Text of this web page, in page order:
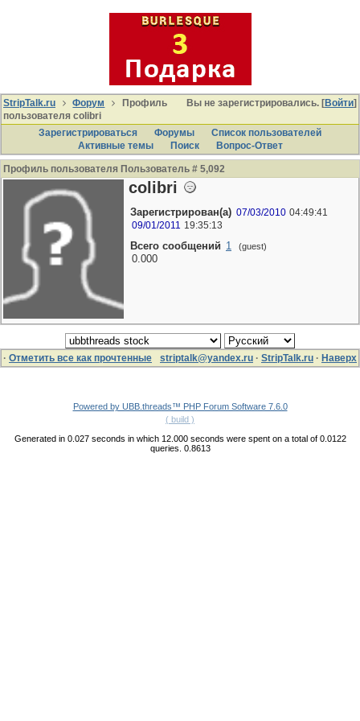
Вы не зарегистрировались. [Войти]
StripTalk.ru Форум
Профиль
пользователя colibri
Зарегистрироваться
Форумы
Список пользователей
Активные темы
Поиcк Вопрос-Ответ
Профиль пользователя Пользователь # 5,092
colibri
Зарегистрирован(а) 07/03/2010 04:49:41
09/01/2011 19:35:13
Всего сообщений 1 (guest)
0.000
· Отметить все как прочтенные striptalk@yandex.ru · StripTalk.ru · Наверх
Powered by UBB.threads™ PHP Forum Software 7.6.0
( build )
Generated in 0.027 seconds in which 12.000 seconds were spent on a total of 0.0122
queries. 0.8613